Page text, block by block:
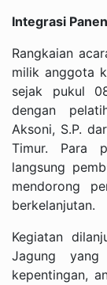
Integrasi
Rangkaian
milik anggota
sejak pukul
dengan
Aksoni, S.P.
Timur. Para
langsung
mendorong
berkelanjutan.
Kegiatan
Jagung
kepentingan,